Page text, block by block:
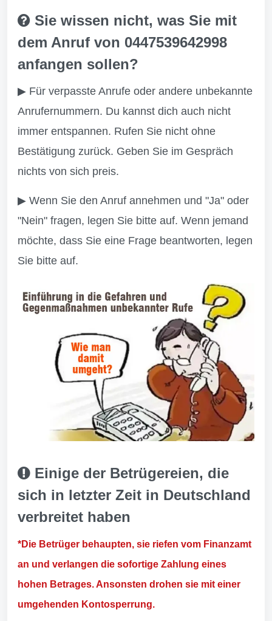
Sie wissen nicht, was Sie mit
dem Anruf von 0447539642998
anfangen sollen?
▶ Für verpasste Anrufe oder andere unbekannte
Anrufernummern. Du kannst dich auch nicht
immer entspannen. Rufen Sie nicht ohne
Bestätigung zurück. Geben Sie im Gespräch
nichts von sich preis.
▶ Wenn Sie den Anruf annehmen und "Ja" oder
"Nein" fragen, legen Sie bitte auf. Wenn jemand
möchte, dass Sie eine Frage beantworten, legen
Sie bitte auf.
Einige der Betrügereien, die
sich in letzter Zeit in Deutschland
verbreitet haben
*Die Betrüger behaupten, sie riefen vom Finanzamt
an und verlangen die sofortige Zahlung eines
hohen Betrages. Ansonsten drohen sie mit einer
umgehenden Kontosperrung.